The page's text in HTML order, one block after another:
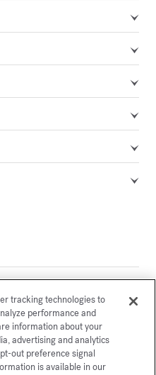
9:00 bis 19:00 Uhr und Dienstag
Uhr oder peremail
tracking technologies to
performance and
information about your
advertising and analytics
out preference signal
is available in our